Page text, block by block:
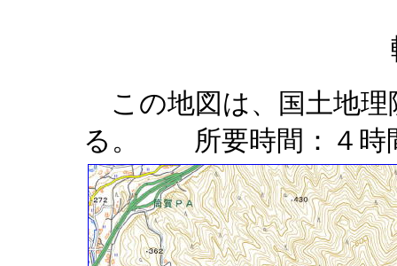
この地図は、国土地理
る。 所要時間：４時